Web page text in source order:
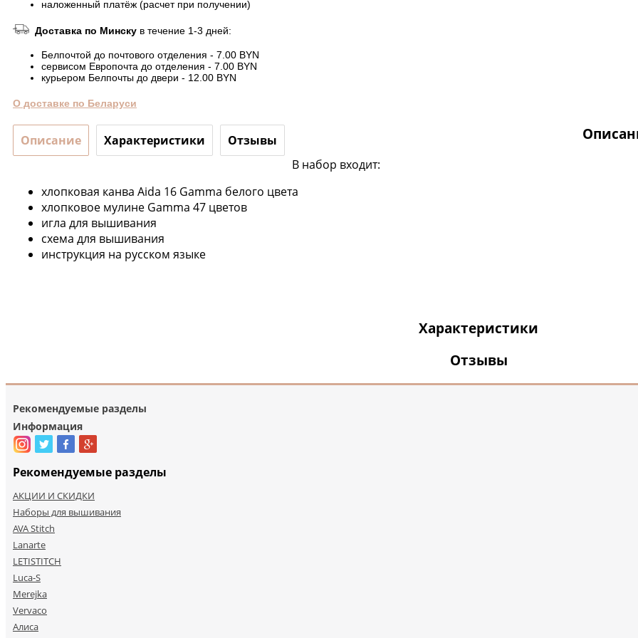
наложенный платёж (расчет при получении)
Доставка по Минску в течение 1-3 дней:
Белпочтой до почтового отделения - 7.00 BYN
сервисом Европочта до отделения - 7.00 BYN
курьером Белпочты до двери - 12.00 BYN
О доставке по Беларуси
Описание Характеристики Отзывы
В набор входит:
хлопковая канва Aida 16 Gamma белого цвета
хлопковое мулине Gamma 47 цветов
игла для вышивания
схема для вышивания
инструкция на русском языке
Характеристики
Отзывы
Рекомендуемые разделы
Информация
Рекомендуемые разделы
АКЦИИ И СКИДКИ
Наборы для вышивания
AVA Stitch
Lanarte
LETISTITCH
Luca-S
Merejka
Vervaco
Алиса